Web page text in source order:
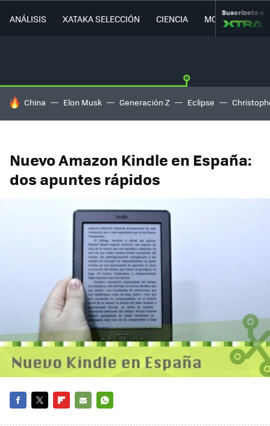
ANÁLISIS XATAKA SELECCIÓN CIENCIA MOVILIDAD
Suscríbete a
HOY SE HABLA DE
China Elon Musk Generación Z Eclipse
Nuevo Amazon Kindle en España:
dos apuntes rápidos